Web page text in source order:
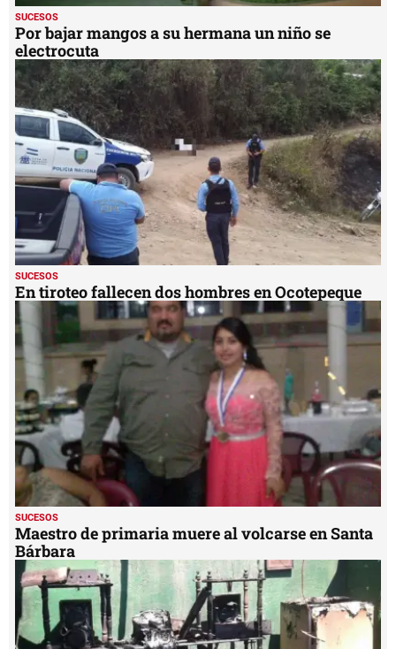
SUCESOS
Por bajar mangos a su hermana un niño se
electrocuta
SUCESOS
En tiroteo fallecen dos hombres en Ocotepeque
SUCESOS
Maestro de primaria muere al volcarse en Santa
Bárbara